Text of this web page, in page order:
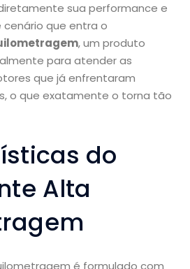
sua performance e
cenário que entra o
, um produto
para atender as
que já enfrentaram
o que exatamente o torna tão
do
Alta
é formulado com